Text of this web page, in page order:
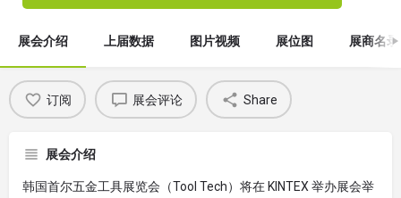
展会介绍 上届数据 图片视频 展位图 展商名录
订阅 展会评论 Share
展会介绍
韩国首尔五金工具展览会（Tool Tech）将在 KINTEX 举办展会举